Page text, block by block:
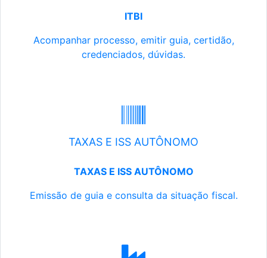
ITBI
Acompanhar processo, emitir guia, certidão,
credenciados, dúvidas.
TAXAS E ISS AUTÔNOMO
TAXAS E ISS AUTÔNOMO
Emissão de guia e consulta da situação fiscal.